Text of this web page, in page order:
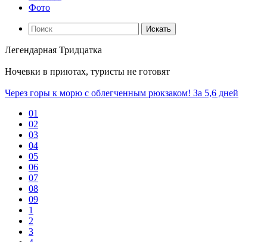
Фото
Искать
Легендарная Тридцатка
Ночевки в приютах, туристы не готовят
Через горы к морю с облегченным рюкзаком! За 5,6 дней
01
02
03
04
05
06
07
08
09
1
2
3